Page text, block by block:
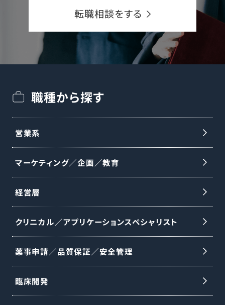
転職相談をする
職種から探す
営業系
マーケティング／企画／教育
経営層
クリニカル／アプリケーションスペシャリスト
薬事申請／品質保証／安全管理
臨床開発